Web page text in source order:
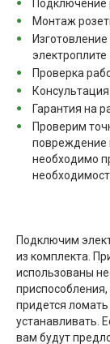
Подключение
Монтаж
электроплите
Проверка
Гарантия на
Проверим
повреждение
необходимо
Подключим
из комплекта.
использованы
придется ломать
устанавливать.
вам будут